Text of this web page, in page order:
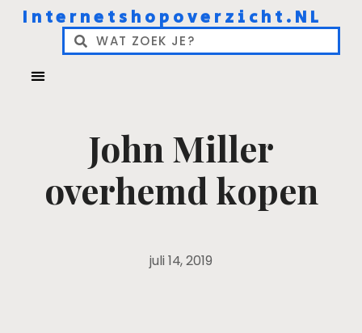
Internetshopoverzicht.NL
John Miller
overhemd kopen
juli 14, 2019